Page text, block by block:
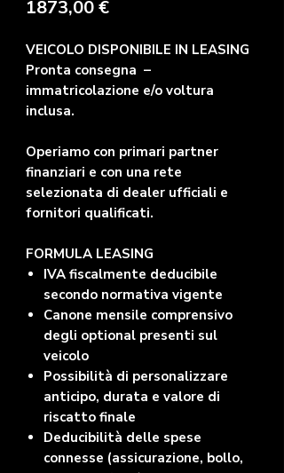
1873,00 €Precio
VEICOLO DISPONIBILE IN LEASING
Pronta consegna –
immatricolazione e/o voltura
inclusa.
Operiamo con primari partner
finanziari e con una rete
selezionata di dealer ufficiali e
fornitori qualificati.
FORMULA LEASING
IVA fiscalmente deducibile
secondo normativa vigente
Canone mensile comprensivo
degli optional presenti sul
veicolo
Possibilità di personalizzare
anticipo, durata e valore di
riscatto finale
Deducibilità delle spese
connesse (assicurazione, bollo,